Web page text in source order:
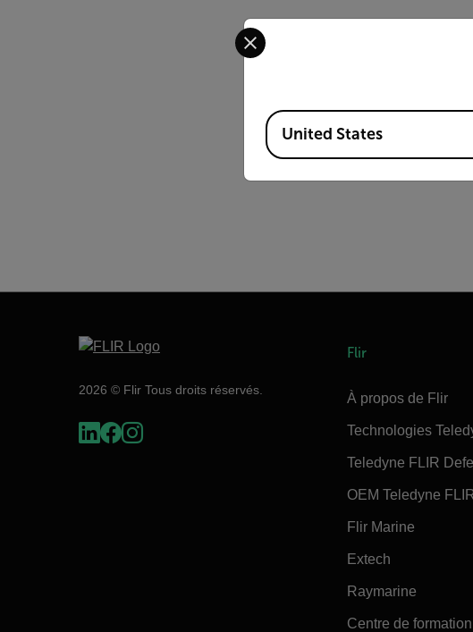
2026 © Flir Tous droits réservés.
Flir
À propos de Flir
Technologies
Teledyne FLIR
OEM Teledyne
Flir Marine
Extech
Raymarine
Centre de
Select your preferred country and
Available Locations
United States